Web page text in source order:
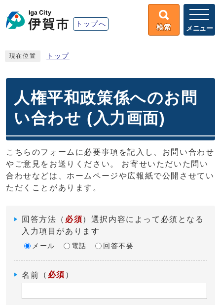
トップへ 検索 メニュー
現在位置 トップ
人権平和政策係へのお問
い合わせ (入力画面)
こちらのフォームに必要事項を記入し、お問い合わせ
やご意見をお送りください。 お寄せいただいた問い
合わせなどは、ホームページや広報紙で公開させてい
ただくことがあります。
回答方法 （ 必須）選択内容によって必須となる
入力項目があります
メール 電話 回答不要
名前 （ 必須 ）